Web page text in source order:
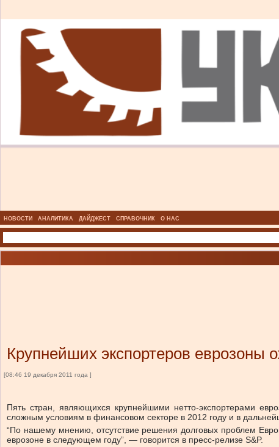
НОВОСТИ АНАЛИТИКА ДАЙДЖЕСТ СПРАВОЧНИК О НАС
Крупнейших экспортеров еврозоны
[08:46 19 декабря 2011 года ]
Пять стран, являющихся крупнейшими нетто-экспортерами
сложным условиям в финансовом секторе в 2012 году и в
“По нашему мнению, отсутствие решения долговых проблем
еврозоне в следующем году”, — говорится в пресс-релизе S&P.